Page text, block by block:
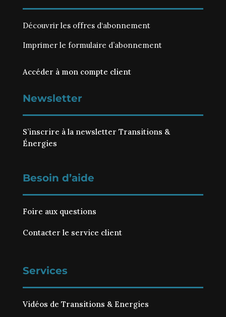
Découvrir les offres d‘abonnement
Imprimer le formulaire d’abonnement
Accéder à mon compte client
Newsletter
S’inscrire à la newsletter Transitions &
Énergies
Besoin d’aide
Foire aux questions
Contacter le service client
Services
Vidéos de Transitions & Energies